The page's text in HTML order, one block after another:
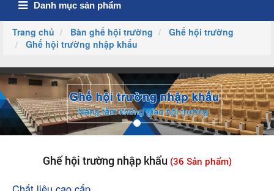
Danh mục sản phẩm
Trang chủ Bàn ghế hội trường
Ghế hội trường
Ghế hội trường nhập khẩu
Ghế hội trường nhập khẩu (36 Sản phẩm)